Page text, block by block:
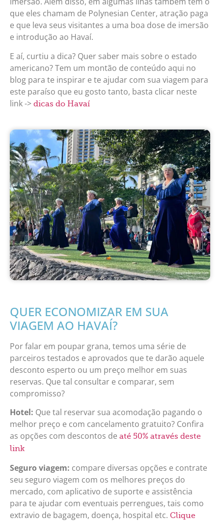
que eles chamam de Polynesian Center, atração paga
e que leva seus visitantes a uma boa dose de imersão
e introdução ao Havaí.
E aí, curtiu a dica? Quer saber mais sobre o estado
americano? Tem um montão de conteúdo aqui no
blog para te inspirar e te ajudar com sua viagem para
este paraíso que eu gosto tanto, basta clicar neste
link -> dicas do Havaí
QUER ECONOMIZAR EM SUA
VIAGEM AO HAVAÍ?
Por falar em poupar grana, temos uma série de
parceiros testados e aprovados que te darão aquele
desconto esperto ou um preço melhor em suas
reservas. Que tal consultar e comparar, sem
compromisso?
Hotel: Que tal reservar sua acomodação pagando o
melhor preço e com cancelamento gratuito? Confira
as opções com descontos de até 50% através deste
link
Seguro viagem: compare diversas opções e contrate
seu seguro viagem com os melhores preços do
mercado, com aplicativo de suporte e assistência
para te ajudar com eventuais perrengues, tais como
extravio de bagagem, doença, hospital etc. Clique